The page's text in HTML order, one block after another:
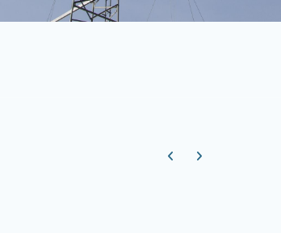
Previous carousel slide
Next carousel slide